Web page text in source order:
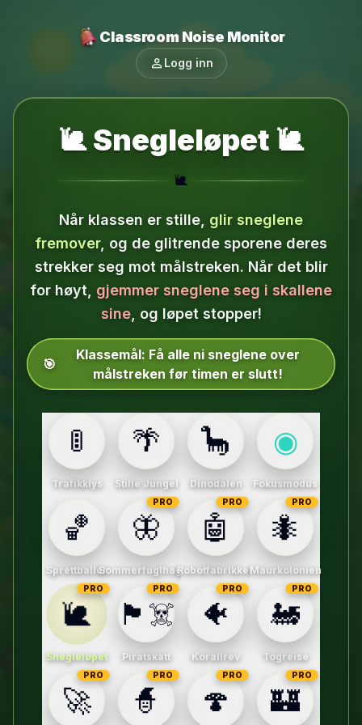
Classroom Noise Monitor
person Logg inn
🐌 Snegleløpet 🐌
🐌
Når klassen er stille, glir sneglene
fremover, og de glitrende sporene deres
strekker seg mot målstreken. Når det blir
for høyt, gjemmer sneglene seg i skallene
sine, og løpet stopper!
🎯
Klassemål: Få alle ni sneglene over
målstreken før timen er slutt!
🚦
Trafikklys
🌴
Stille Jungel
🦕
Dinodalen
◉
Fokusmodus
🏀
Sprettballer
🦋
PRO
Sommerfuglhagen
🤖
PRO
Robotfabrikken
🐜
PRO
Maurkolonien
🐌
PRO
Snegleløpet
🏴‍☠️
PRO
Piratskatt
🐠
PRO
Korallrev
🚂
PRO
Togreise
🚀
PRO
🧙
PRO
🍄
PRO
🏰
PRO